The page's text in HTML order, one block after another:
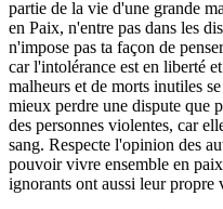
partie de la vie d'une grande
en Paix, n'entre pas dans les
n'impose pas ta façon de
car l'intolérance est en liberté
malheurs et de morts inutiles
mieux perdre une dispute que
des personnes violentes, car
sang. Respecte l'opinion des
pouvoir vivre ensemble en
ignorants ont aussi leur propre